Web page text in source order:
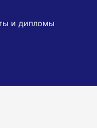
и дипломы